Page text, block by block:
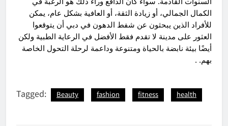
السنوات القادمة. سواء كان الدافع وراء ذلك هو الرغبة في
الكمال الجمالي، أو زيادة الثقة، أو العافية بشكل عام، يمكن
للأفراد الذين يبحثون عن شفط الدهون في دبي أن يتوقعوا
العثور على مدينة لا تقدم فقط الأفضل في الرعاية الطبية ولكن
أيضًا بيئة نابضة بالحياة ومتنوعة وداعمة لرحلة التحول الخاصة
بهم. .
Tagged: Beauty fashion fitness health